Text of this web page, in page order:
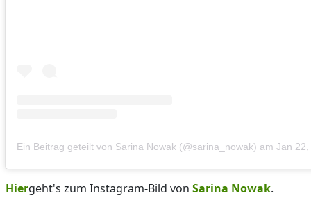
Ein Beitrag geteilt von Sarina Nowak (@sarina_nowak) am Jan 22,
Hiergeht's zum Instagram-Bild von Sarina Nowak.